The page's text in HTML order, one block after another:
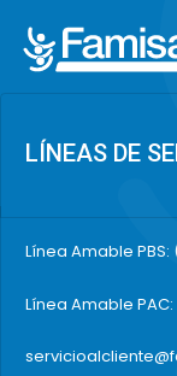
LÍNEAS DE
Línea Amable PBS:
Línea Amable